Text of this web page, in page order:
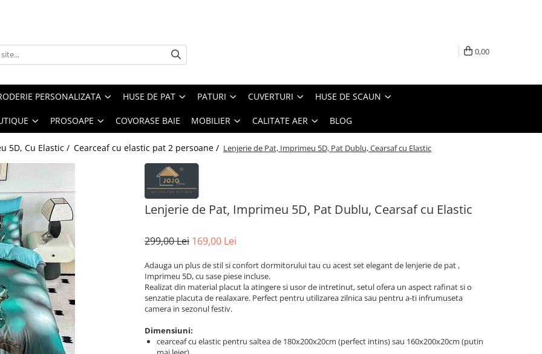
0,00
PERSONALIZATA HUSE DE PAT PATURI CUVERTURI HUSE DE SCAUN
PROSOAPE COVORASE BAIE MOBILIER CALITATE AER BLOG
5D, Cu Elastic / Cearceaf cu elastic pat 2 persoane / Lenjerie de Pat, Imprimeu 5D, Pat Dublu, Cearsaf cu Elastic
Lenjerie de Pat, Imprimeu 5D, Pat Dublu, Cearsaf cu Elastic
299,00 Lei 169,00 Lei
Adauga un plus de stil si confort dormitorului tau cu acest set elegant de lenjerie de pat ,
Imprimeu 5D, cu sase piese incluse.
Realizat din material placut la atingere si usor de intretinut, setul ofera un aspect rafinat si o
senzatie placuta de realaxare. Perfect pentru utilizarea zilnica sau pentru a-ti infrumuseta
camera in sezonul festiv.
Dimensiuni:
cearceaf cu elastic pentru saltea de 180x200x20cm (perfect intins) sau 160x200x20cm (putin